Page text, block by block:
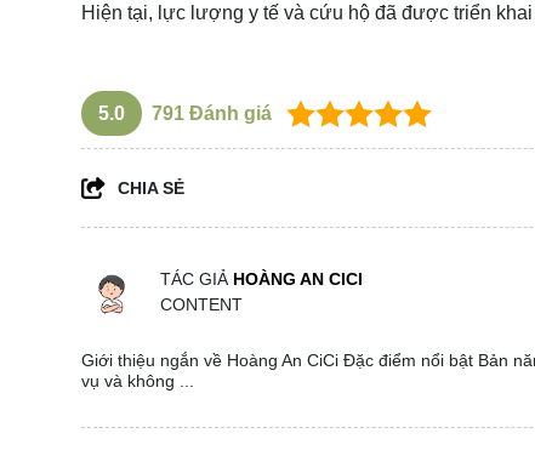
Hiện tại, lực lượng y tế và cứu hộ đã được triển
5.0 791 Đánh giá
CHIA SẺ
TÁC GIẢ HOÀNG AN CICI
CONTENT
Giới thiệu ngắn về Hoàng An CiCi Đặc điểm nổi bật Bản
vụ và không ...